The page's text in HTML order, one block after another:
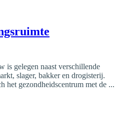
is gelegen naast verschillende
slager, bakker en drogisterij.
het gezondheidscentrum met de ...